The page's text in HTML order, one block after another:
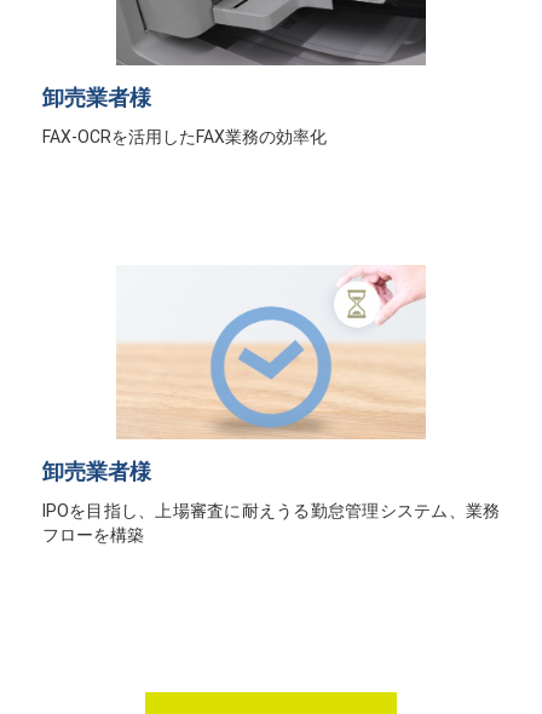
卸売業者様
FAX-OCRを活用したFAX業務の効率化
卸売業者様
IPOを目指し、上場審査に耐えうる勤怠管理システム、業務
フローを構築